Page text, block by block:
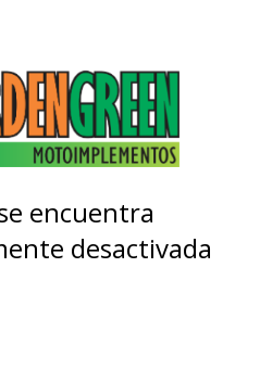
encuentra
desactivada